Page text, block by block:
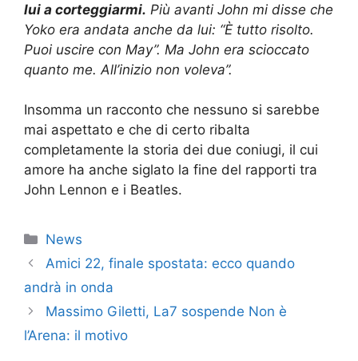
lui a corteggiarmi. Più avanti John mi disse che
Yoko era andata anche da lui: “È tutto risolto.
Puoi uscire con May”. Ma John era scioccato
quanto me. All’inizio non voleva”.
Insomma un racconto che nessuno si sarebbe
mai aspettato e che di certo ribalta
completamente la storia dei due coniugi, il cui
amore ha anche siglato la fine del rapporti tra
John Lennon e i Beatles.
Categorie
News
Amici 22, finale spostata: ecco quando
andrà in onda
Massimo Giletti, La7 sospende Non è
l’Arena: il motivo